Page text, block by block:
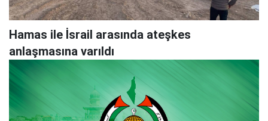
Hamas ile İsrail arasında ateşkes
anlaşmasına varıldı